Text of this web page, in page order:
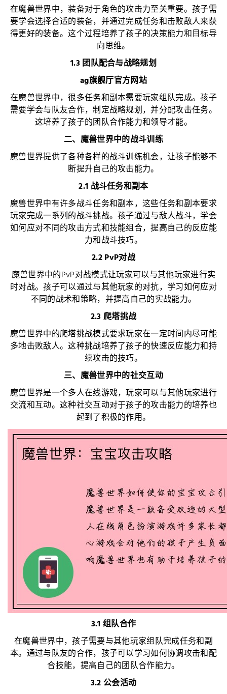
在魔兽世界中，装备对于角色的攻击力至关重要。孩子需
要学会选择合适的装备，并通过完成任务和击败敌人来获
得更好的装备。这个过程培养了孩子的决策能力和目标导
向思维。
1.3 团队配合与战略规划
ag旗舰厅官方网站
在魔兽世界中，很多任务和副本需要玩家组队完成。孩子
需要学会与队友合作，制定战略规划，并分配攻击任务。
这培养了孩子的团队合作能力和领导才能。
二、魔兽世界中的战斗训练
魔兽世界提供了各种各样的战斗训练机会，让孩子能够不
断提升自己的攻击能力。
2.1 战斗任务和副本
魔兽世界中有许多战斗任务和副本，这些任务和副本要求
玩家完成一系列的战斗挑战。孩子通过与敌人战斗，学会
如何应对不同的攻击方式和技能组合，提高自己的反应能
力和战斗技巧。
2.2 PvP对战
魔兽世界中的PvP对战模式让玩家可以与其他玩家进行实
时对战。孩子可以通过与其他玩家的对抗，学习如何应对
不同的战术和策略，并提高自己的实战能力。
2.3 爬塔挑战
魔兽世界中的爬塔挑战模式要求玩家在一定时间内尽可能
多地击败敌人。这种挑战培养了孩子的快速反应能力和持
续攻击的技巧。
三、魔兽世界中的社交互动
魔兽世界是一个多人在线游戏，玩家可以与其他玩家进行
交流和互动。这种社交互动对于孩子的攻击能力的培养也
起到了积极的作用。
3.1 组队合作
在魔兽世界中，孩子需要与其他玩家组队完成任务和副
本。通过与队友的合作，孩子可以学习如何协调攻击和配
合技能，提高自己的团队合作能力。
3.2 公会活动